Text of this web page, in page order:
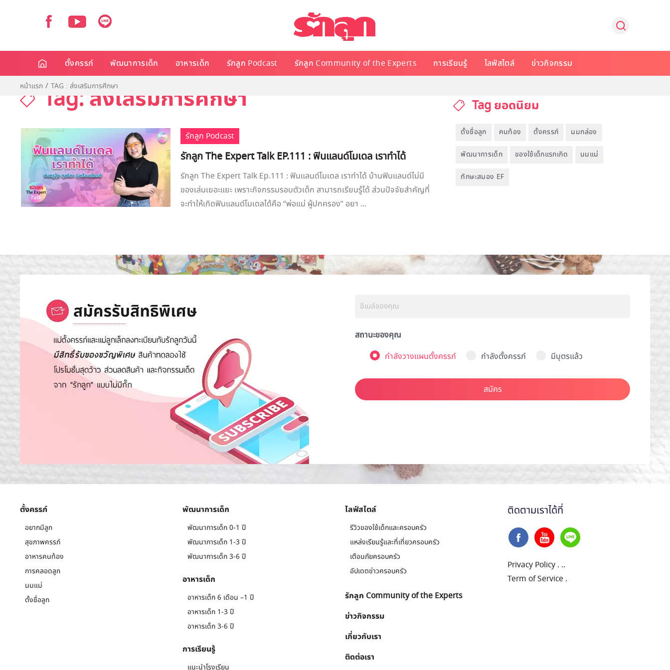
ตั้งครรภ์ พัฒนาการเด็ก อาหารเด็ก รักลูก Podcast รักลูก Community of the Experts การเรียนรู้ ไลฟ์สไตล์ ข่าวกิจกรรม
หน้าแรก TAG : ส่งเสริมการศีกษา
Tag: ส่งเสริมการศีกษา
รักลูก Podcast
รักลูก The Expert Talk EP.111 : ฟินแลนด์โมเดล เราทำได้
รักลูก The Expert Talk Ep.111 : ฟินแลนด์โมเดล เราทำได้ บ้านฟินแลนด์ไม่มี
ของเล่นเยอะแยะ เพราะกิจกรรมรอบตัวเด็ก สามารถเรียนรู้ได้ ส่วนปัจจัยสำคัญที่
จะทำให้เกิดฟินแลนด์โมเดลได้คือ “พ่อแม่ ผู้ปกครอง” อยา ...
Tag ยอดนิยม
ตั้งชื่อลูก คนท้อง ตั้งครรภ์ นมกล่อง
พัฒนาการเด็ก ของใช้เด็กแรกเกิด นมแม่
ทักษะสมอง EF
สถานะของคุณ
กำลังวางแผนตั้งครรภ์
กำลังตั้งครรภ์ มีบุตรแล้ว
สมัคร
ตั้งครรภ์
อยากมีลูก
สุขภาพครรภ์
อาหารคนท้อง
การคลอดลูก
นมแม่
ตั้งชื่อลูก
พัฒนาการเด็ก
พัฒนาการเด็ก 0-1 ปี
พัฒนาการเด็ก 1-3 ปี
พัฒนาการเด็ก 3-6 ปี
อาหารเด็ก
อาหารเด็ก 6 เดือน –1 ปี
อาหารเด็ก 1-3 ปี
อาหารเด็ก 3-6 ปี
การเรียนรู้
แนะนำโรงเรียน
ไลฟ์สไตล์
รีวิวของใช้เด็กและครอบครัว
แหล่งเรียนรู้และที่เที่ยวครอบครัว
เตือนภัยครอบครัว
อัปเดตข่าวครอบครัว
รักลูก Community of the Experts
ข่าวกิจกรรม
เกี่ยวกับเรา
ติดต่อเรา
ติดตามเราได้ที่
Privacy Policy . ..
Term of Service .